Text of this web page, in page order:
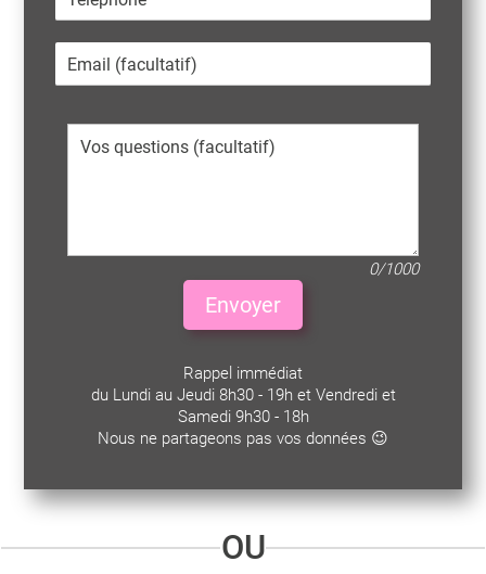
0/1000
Envoyer
Rappel immédiat
du Lundi au Jeudi 8h30 - 19h et Vendredi et
Samedi 9h30 - 18h
Nous ne partageons pas vos données 😉
OU